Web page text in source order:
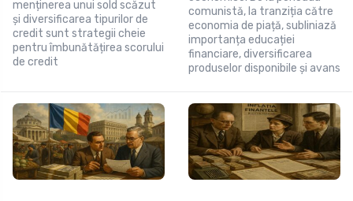
menținerea unui sold scăzut
și diversificarea tipurilor de
credit sunt strategii cheie
pentru îmbunătățirea scorului
de credit
comunistă, la tranziția către
economia de piață, subliniază
importanța educației
financiare, diversificarea
produselor disponibile și avans